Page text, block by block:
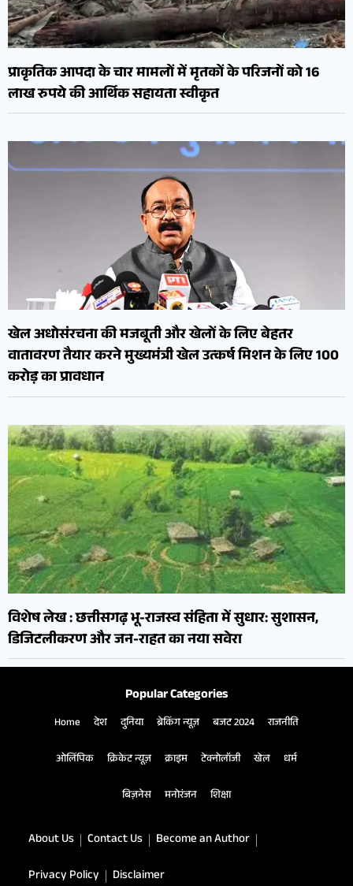
प्राकृतिक आपदा के चार मामलों में मृतकों के परिजनों को 16
लाख रुपये की आर्थिक सहायता स्वीकृत
खेल अधोसंरचना की मजबूती और खेलों के लिए बेहतर
वातावरण तैयार करने मुख्यमंत्री खेल उत्कर्ष मिशन के लिए 100
करोड़ का प्रावधान
विशेष लेख : छत्तीसगढ़ भू-राजस्व संहिता में सुधार: सुशासन,
डिजिटलीकरण और जन-राहत का नया सवेरा
Popular Categories
Home देश दुनिया ब्रेकिंग न्यूज़ बजट 2024 राजनीति
ओलिंपिक क्रिकेट न्यूज़ क्राइम टेक्नोलॉजी खेल धर्म
बिज़नेस मनोरंजन शिक्षा
About Us Contact Us
Become an Author
Privacy Policy
Disclaimer